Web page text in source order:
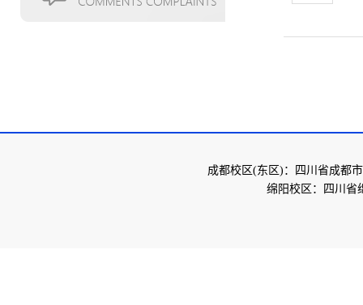
成都校区(东区)：四川省成都
绵阳校区：四川省